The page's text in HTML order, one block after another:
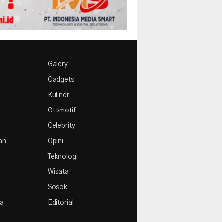
Galery
Gadgets
Kuliner
Otomotif
Celebrity
Opini
Teknologi
Wisata
Sosok
Editorial